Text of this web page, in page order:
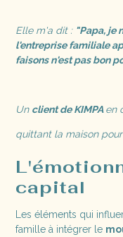
Elle m'a dit : "Papa, je
l'entreprise familiale
faisons n'est pas bon
Un client de KIMPAen
quittant la maison
capital
Les éléments qui
famille à intégrer le